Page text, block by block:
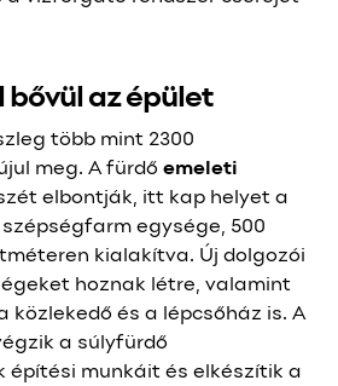
bővül az épület
több mint 2300
meg. A fürdő emeleti
elbontják, itt kap helyet a
egysége, 500
kialakítva. Új dolgozói
hoznak létre, valamint
közlekedő és a lépcsőház is. A
a súlyfürdő
építési munkáit és elkészítik a